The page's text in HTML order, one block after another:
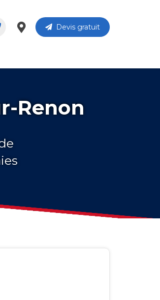
Devis gratuit
Renon